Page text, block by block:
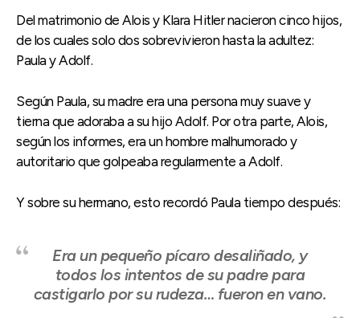
Del matrimonio de Alois y Klara Hitler nacieron cinco hijos,
de los cuales solo dos sobrevivieron hasta la adultez:
Paula y Adolf.
Según Paula, su madre era una persona muy suave y
tierna que adoraba a su hijo Adolf. Por otra parte, Alois,
según los informes, era un hombre malhumorado y
autoritario que golpeaba regularmente a Adolf.
Y sobre su hermano, esto recordó Paula tiempo después:
Era un pequeño pícaro desaliñado, y
todos los intentos de su padre para
castigarlo por su rudeza… fueron en vano.